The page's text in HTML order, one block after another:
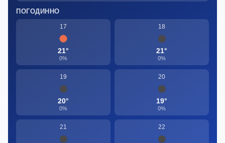
ПОГОДИННО
17
21°
0%
18
21°
0%
19
20°
0%
20
19°
0%
21 22